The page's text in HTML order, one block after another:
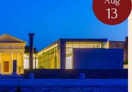
13